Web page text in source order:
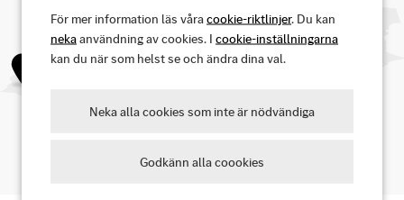
samtycke i en cookie. Du kan när som helst återkalla
ditt samtycke med framtida verkan genom att klicka på
"i"-ikonen till höger. Ytterligare information finns i vår
För mer information läs våracookie-riktlinjer. Du kan
nekaanvändning av cookies. I cookie-inställningarna
kan du när som helst se och ändra dina val.
Neka alla cookies som inte är nödvändiga
Godkänn alla coookies